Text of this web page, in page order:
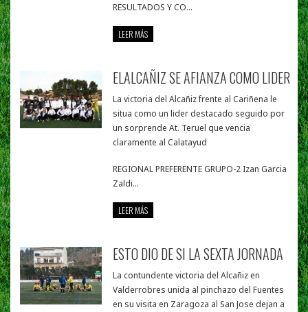
RESULTADOS Y CO...
LEER MÁS
ELALCAÑIZ SE AFIANZA COMO LIDER
La victoria del Alcañiz frente al Cariñena le
situa como un lider destacado seguido por
un sorprende At. Teruel que vencia
claramente al Calatayud
REGIONAL PREFERENTE GRUPO-2 Izan Garcia
Zaldi...
LEER MÁS
ESTO DIO DE SI LA SEXTA JORNADA
La contundente victoria del Alcañiz en
Valderrobres unida al pinchazo del Fuentes
en su visita en Zaragoza al San Jose dejan a